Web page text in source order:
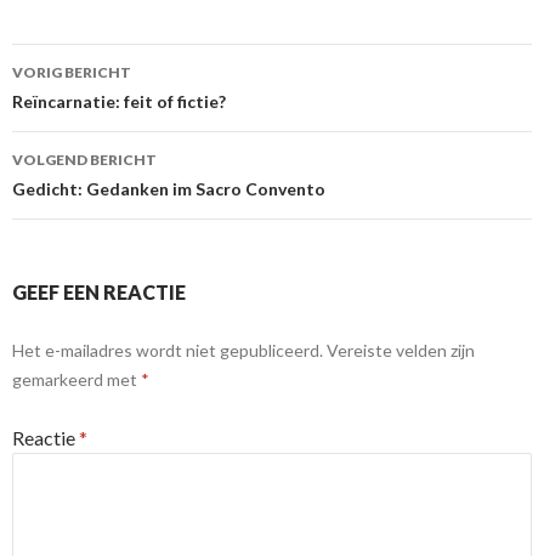
Berichtnavigatie
VORIG BERICHT
Reïncarnatie: feit of fictie?
VOLGEND BERICHT
Gedicht: Gedanken im Sacro Convento
GEEF EEN REACTIE
Het e-mailadres wordt niet gepubliceerd. Vereiste velden zijn
gemarkeerd met *
Reactie*